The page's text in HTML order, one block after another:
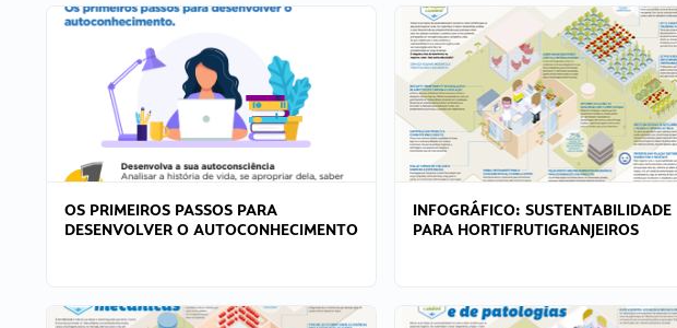
OS PRIMEIROS PASSOS PARA
DESENVOLVER O AUTOCONHECIMENTO
INFOGRÁFICO: SUSTENTABILIDADE
PARA HORTIFRUTIGRANJEIROS